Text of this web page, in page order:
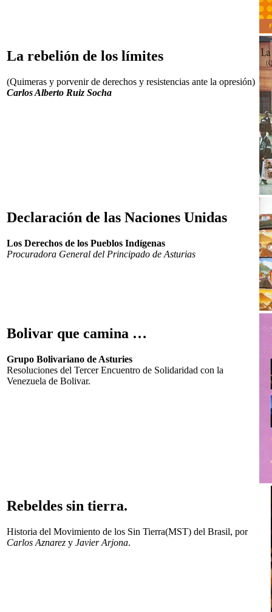
La rebelión de los límites
(Quimeras y porvenir de derechos y resistencias ante la opresión)
Carlos Alberto Ruiz Socha
Declaración de las Naciones Unidas
Los Derechos de los Pueblos Indígenas
Procuradora General del Principado de Asturias
Bolivar que camina …
Grupo Bolivariano de Asturies
Resoluciones del Tercer Encuentro de Solidaridad con la
Venezuela de Bolivar.
Rebeldes sin tierra.
Historia del Movimiento de los Sin Tierra(MST) del Brasil, por
Carlos Aznarez y Javier Arjona.